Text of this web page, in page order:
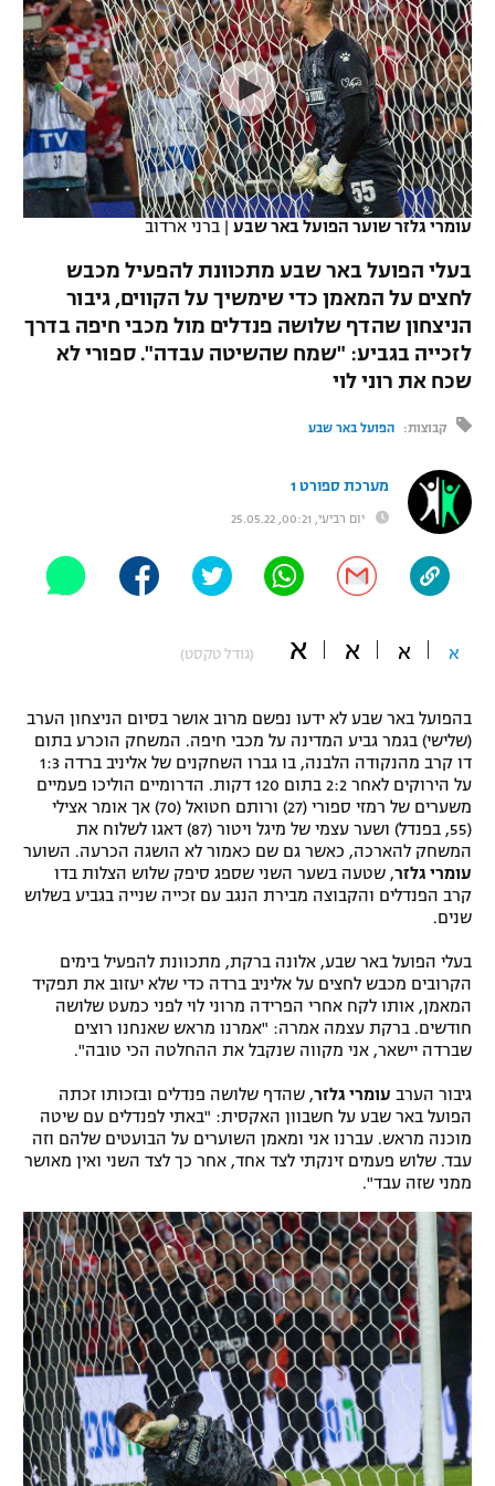
VOD
רץ ברשת
תוצאות
לוח שידורים
ברחבה
"מחצית בשכונה" – פודקאסט
משתתפים וזוכים בפרסים
תקנון משתתפים וזוכים בפרסים
תקנון עבור פעילות אלקטרה
תקנון עבור פעילות ספורט 1 – "מרלן"
גיימינג E-Sports
תנאי שימוש
מדיניות פרטיות
תקנון פעילות ספורט 1
רשיון להקרנה פומבית לבית עסק
לוח דרושים – ג'ובנט
תגיות
המגזין
נבחרת ישראל
מכבי חיפה
בית"ר ירושלים
מכבי תל אביב
הפועל חיפה
הפועל באר שבע
ליגה ספרדית
ליגה איטלקית
ליגה צרפתית
ליגה הולנדית
ליגה טורקית
ליגות נוספות
כדורסל נשים
מכבי תל אביב
הפועל חולון
הפועל ירושלים
דני אבדיה
יורוליג
יורוקאפ
טניס
כדוריד
כדורעף
שחייה
ג'ודו
אגרוף
ספורט אולימפי
UFC
היאבקות WWE
ספורט מוטורי
כדורמים
בייסבול MLB
ספורט אתגרי ואקסטרים
אומנויות לחימה
גיימינג E-Sports
עומרי גלזר שוער הפועל באר שבע | ברני ארדוב
בעלי הפועל באר שבע מתכוונת להפעיל מכבש
לחצים על המאמן כדי שימשיך על הקווים, גיבור
הניצחון שהדף שלושה פנדלים מול מכבי חיפה בדרך
לזכייה בגביע: "שמח שהשיטה עבדה". ספורי לא
שכח את רוני לוי
קבוצות: הפועל באר שבע
מערכת ספורט 1
יום רביעי, 00:21, 25.05.22
א א א א (גודל טקסט)
בהפועל באר שבע לא ידעו נפשם מרוב אושר בסיום הניצחון הערב
(שלישי) בגמר גביע המדינה על מכבי חיפה. המשחק הוכרע בתום
דו קרב מהנקודה הלבנה, בו גברו השחקנים של אליניב ברדה 1:3
על הירוקים לאחר 2:2 בתום 120 דקות. הדרומיים הוליכו פעמיים
משערים של רמזי ספורי (27) ורותם חטואל (70) אך אומר אצילי
(55, בפנדל) ושער עצמי של מיגל ויטור (87) דאגו לשלוח את
המשחק להארכה, כאשר גם שם כאמור לא הושגה הכרעה. השוער
עומרי גלזר, שטעה בשער השני שספג סיפק שלוש הצלות בדו
קרב הפנדלים והקבוצה מבירת הנגב עם זכייה שנייה בגביע בשלוש
שנים.
בעלי הפועל באר שבע, אלונה ברקת, מתכוונת להפעיל בימים
הקרובים מכבש לחצים על אליניב ברדה כדי שלא יעזוב את תפקיד
המאמן, אותו לקח אחרי הפרידה מרוני לוי לפני כמעט שלושה
חודשים. ברקת עצמה אמרה: "אמרנו מראש שאנחנו רוצים
שברדה יישאר, אני מקווה שנקבל את ההחלטה הכי טובה".
גיבור הערב עומרי גלזר, שהדף שלושה פנדלים ובזכותו זכתה
הפועל באר שבע על חשבוון האקסית: "באתי לפנדלים עם שיטה
מוכנה מראש. עברנו אני ומאמן השוערים על הבועטים שלהם וזה
עבד. שלוש פעמים זינקתי לצד אחד, אחר כך לצד השני ואין מאושר
ממני שזה עבד".